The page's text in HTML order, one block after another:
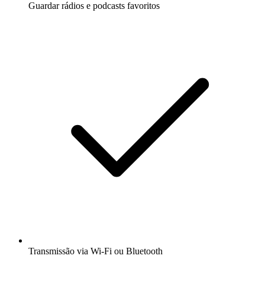
Guardar rádios e podcasts favoritos
Transmissão via Wi-Fi ou Bluetooth